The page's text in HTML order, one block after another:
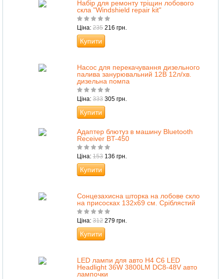
Набір для ремонту тріщин лобового
скла "Windshield repair kit"
Ціна: 235 216 грн.
Купити
Насос для перекачування дизельного
палива занурювальний 12В 12л/хв.
дизельна помпа
Ціна: 333 305 грн.
Купити
Адаптер блютуз в машину Bluetooth
Receiver BT-450
Ціна: 153 136 грн.
Купити
Сонцезахисна шторка на лобове скло
на присосках 132х69 см. Сріблястий
Ціна: 312 279 грн.
Купити
LED лампи для авто H4 C6 LED
Headlight 36W 3800LM DC8-48V авто
лампочки